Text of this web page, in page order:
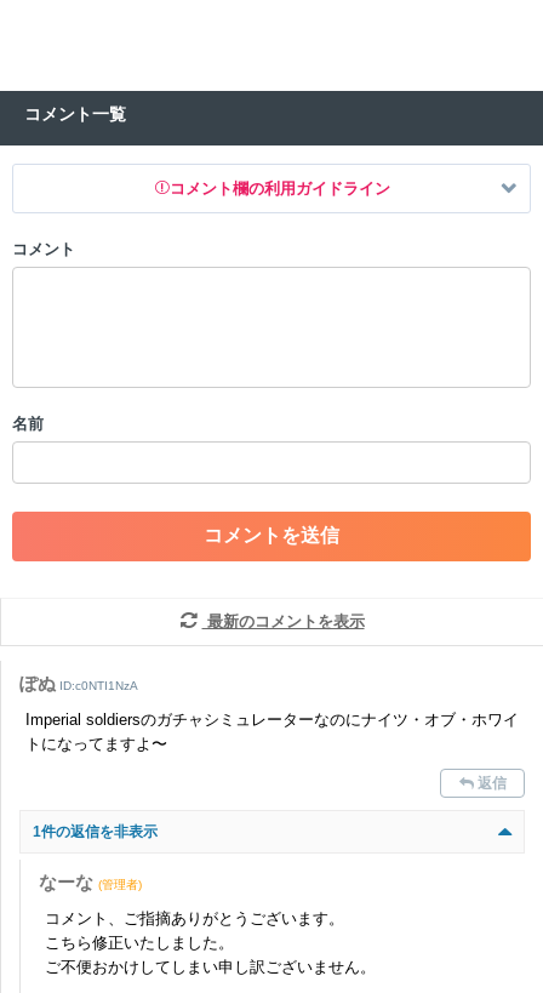
コメント一覧
コメント欄の利用ガイドライン
以下の書き込みを禁止とし、場合によってはコメント削除や書き込み制
・一度削除された投稿を再び投稿すること
・アカウントの売買など金銭が絡む内容の投稿
・各ゲームのネタバレを含む内容の投稿
・その他、管理者が不適切と判断した投稿
コメントの削除を申請する※投稿内容を確認後、順次対応さ
せていただきます。ご了承ください。
さい。
また、過度な利用規約の違反や、弊社に損害の及ぶ内容の書き込みがあ
った場合は、法的措置をとらせていただく場合もございますので、あら
コメント
名前
最新のコメントを表示
ぽぬ ID:c0NTI1NzA
Imperial soldiersのガチャシミュレーターなのにナイツ・オブ・ホワイ
トになってますよ〜
返信
1件の返信を非表示
なーな (管理者)
コメント、ご指摘ありがとうございます。
こちら修正いたしました。
ご不便おかけしてしまい申し訳ございません。